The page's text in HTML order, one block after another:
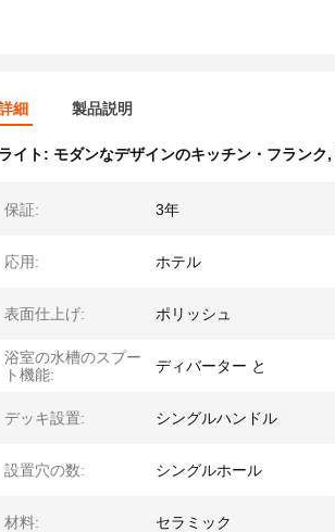
細 製品説明
イト: モダンなデザインのキッチン・フランク,
保証: 3年
応用: ホテル
表面仕上げ: ポリッシュ
浴室の水槽のスプー
ト機能:
ディバーター と
デッキ設置: シングルハンドル
設置穴の数: シングルホール
材料: セラミック